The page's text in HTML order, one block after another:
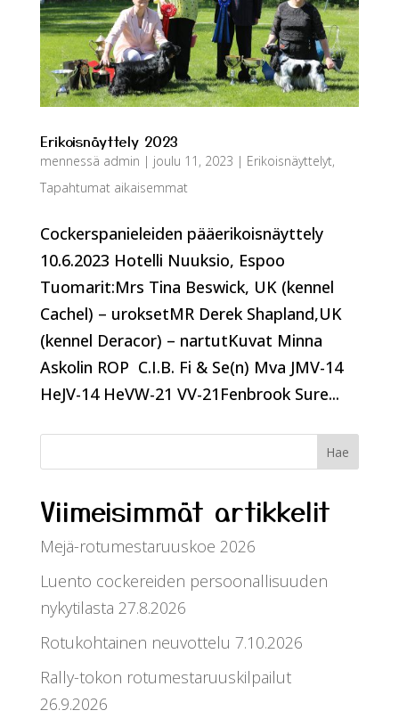
Erikoisnäyttely 2023
mennessä admin | joulu 11, 2023 | Erikoisnäyttelyt,
Tapahtumat aikaisemmat
Cockerspanieleiden pääerikoisnäyttely
10.6.2023 Hotelli Nuuksio, Espoo
Tuomarit:Mrs Tina Beswick, UK (kennel
Cachel) – uroksetMR Derek Shapland,UK
(kennel Deracor) – nartutKuvat Minna
Askolin ROP C.I.B. Fi & Se(n) Mva JMV-14
HeJV-14 HeVW-21 VV-21Fenbrook Sure...
Viimeisimmät artikkelit
Mejä-rotumestaruuskoe 2026
Luento cockereiden persoonallisuuden
nykytilasta 27.8.2026
Rotukohtainen neuvottelu 7.10.2026
Rally-tokon rotumestaruuskilpailut
26.9.2026